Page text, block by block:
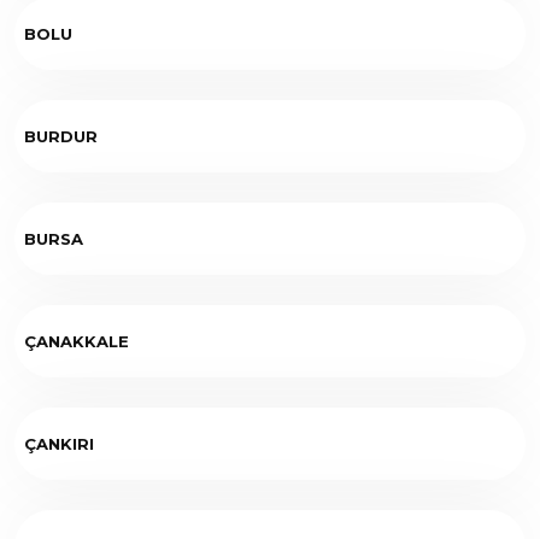
BOLU
BURDUR
BURSA
ÇANAKKALE
ÇANKIRI